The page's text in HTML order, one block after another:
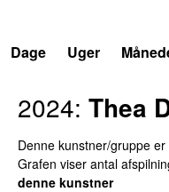
Dage
Uger
2024: Thea
Denne kunstner/gruppe
Grafen viser antal
denne kunstner